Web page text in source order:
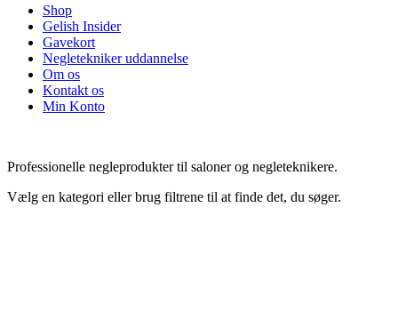
Shop
Gelish Insider
Gavekort
Negletekniker uddannelse
Om os
Kontakt os
Min Konto
Professionelle negleprodukter til saloner og negleteknikere.
Vælg en kategori eller brug filtrene til at finde det, du søger.